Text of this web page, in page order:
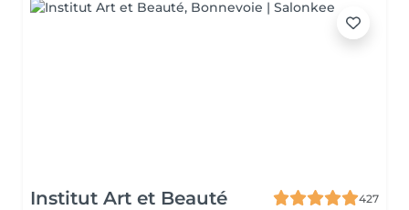
Institut Art et Beauté
427